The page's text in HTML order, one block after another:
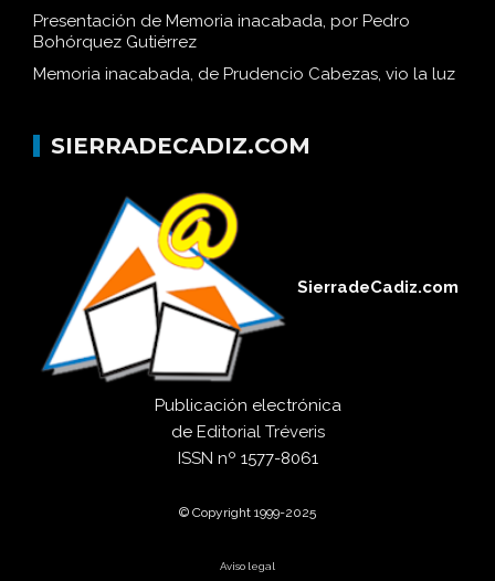
Presentación de Memoria inacabada, por Pedro
Bohórquez Gutiérrez
Memoria inacabada, de Prudencio Cabezas, vio la luz
SIERRADECADIZ.COM
SierradeCadiz.com
Publicación electrónica
de Editorial Tréveris
ISSN nº 1577-8061
© Copyright 1999-2025
Aviso legal